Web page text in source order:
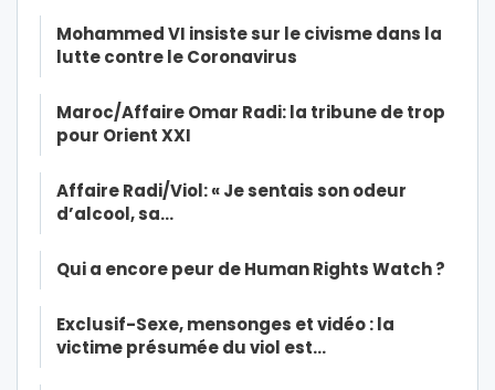
Mohammed VI insiste sur le civisme dans la
lutte contre le Coronavirus
Maroc/Affaire Omar Radi: la tribune de trop
pour Orient XXI
Affaire Radi/Viol: « Je sentais son odeur
d’alcool, sa…
Qui a encore peur de Human Rights Watch ?
Exclusif-Sexe, mensonges et vidéo : la
victime présumée du viol est…